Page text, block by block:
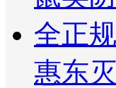
惠东